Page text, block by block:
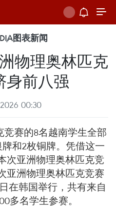
图表新闻
物理奥林匹克
身前八强
00:30
赛的8名越南学生全部
和2枚铜牌。凭借这一
次亚洲物理奥林匹克竞
亚洲物理奥林匹克竞赛
在韩国举行，共有来自
多名学生参赛。